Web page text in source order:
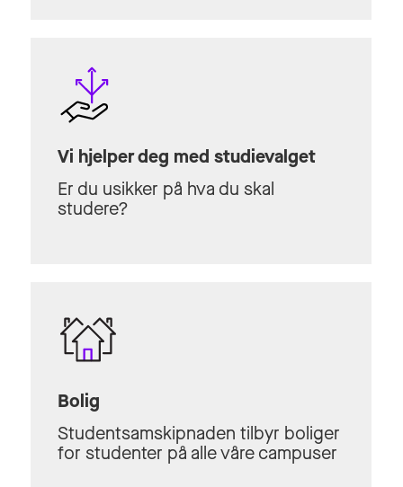
Vi hjelper deg med studievalget
Er du usikker på hva du skal
studere?
Bolig
Studentsamskipnaden tilbyr boliger
for studenter på alle våre campuser